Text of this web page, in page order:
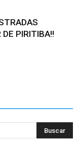
PIRITIBA!!